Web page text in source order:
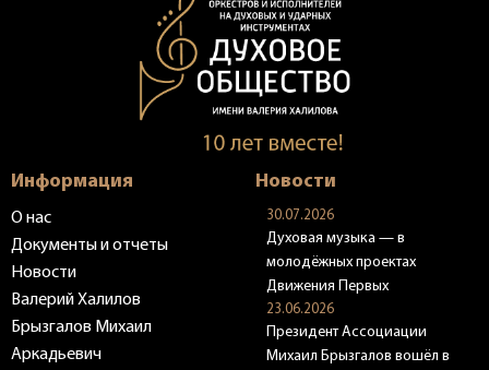
Информация
О нас
Документы и отчеты
Новости
Валерий Халилов
Брызгалов Михаил
Аркадьевич
Новости
30.07.2026
Духовая музыка — в
молодёжных проектах
Движения Первых
23.06.2026
Президент Ассоциации
Михаил Брызгалов вошёл в